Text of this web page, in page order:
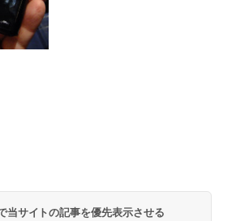
当サイトの記事を優先表示させる